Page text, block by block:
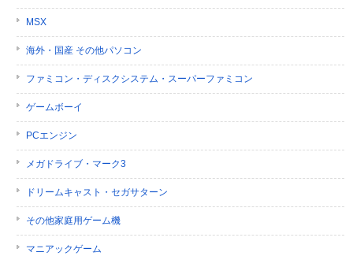
MSX
海外・国産 その他パソコン
ファミコン・ディスクシステム・スーパーファミコン
ゲームボーイ
PCエンジン
メガドライブ・マーク3
ドリームキャスト・セガサターン
その他家庭用ゲーム機
マニアックゲーム